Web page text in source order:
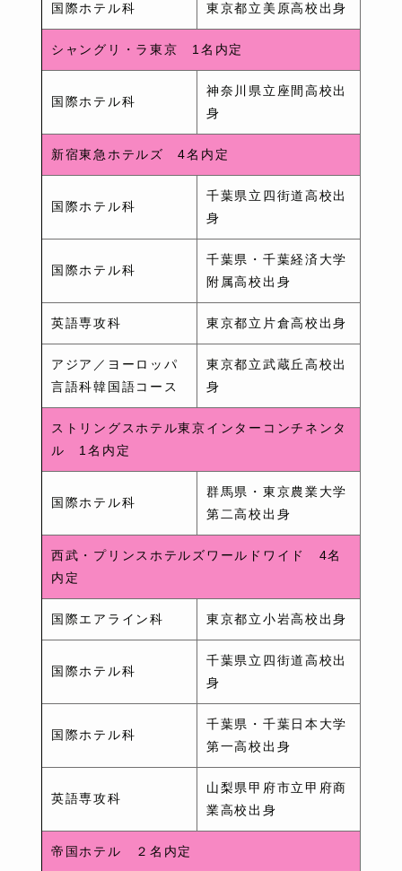
国際ホテル科 東京都立美原高校出身
シャングリ・ラ東京 1名内定
国際ホテル科
神奈川県立座間高校出
身
新宿東急ホテルズ 4名内定
国際ホテル科
千葉県立四街道高校出
身
国際ホテル科
千葉県・千葉経済大学
附属高校出身
英語専攻科 東京都立片倉高校出身
アジア／ヨーロッパ
言語科韓国語コース
東京都立武蔵丘高校出
身
ストリングスホテル東京インターコンチネンタ
ル 1名内定
国際ホテル科
群馬県・東京農業大学
第二高校出身
西武・プリンスホテルズワールドワイド 4名
内定
国際エアライン科 東京都立小岩高校出身
国際ホテル科
千葉県立四街道高校出
身
国際ホテル科
千葉県・千葉日本大学
第一高校出身
英語専攻科
山梨県甲府市立甲府商
業高校出身
帝国ホテル ２名内定